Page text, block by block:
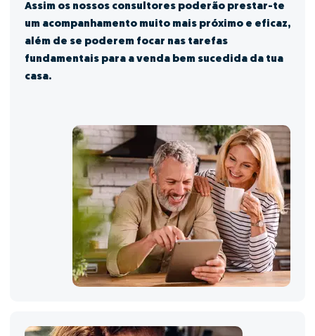
Assim os nossos consultores poderão prestar-te
um acompanhamento muito mais próximo e eficaz,
além de se poderem focar nas tarefas
fundamentais para a venda bem sucedida da tua
casa.